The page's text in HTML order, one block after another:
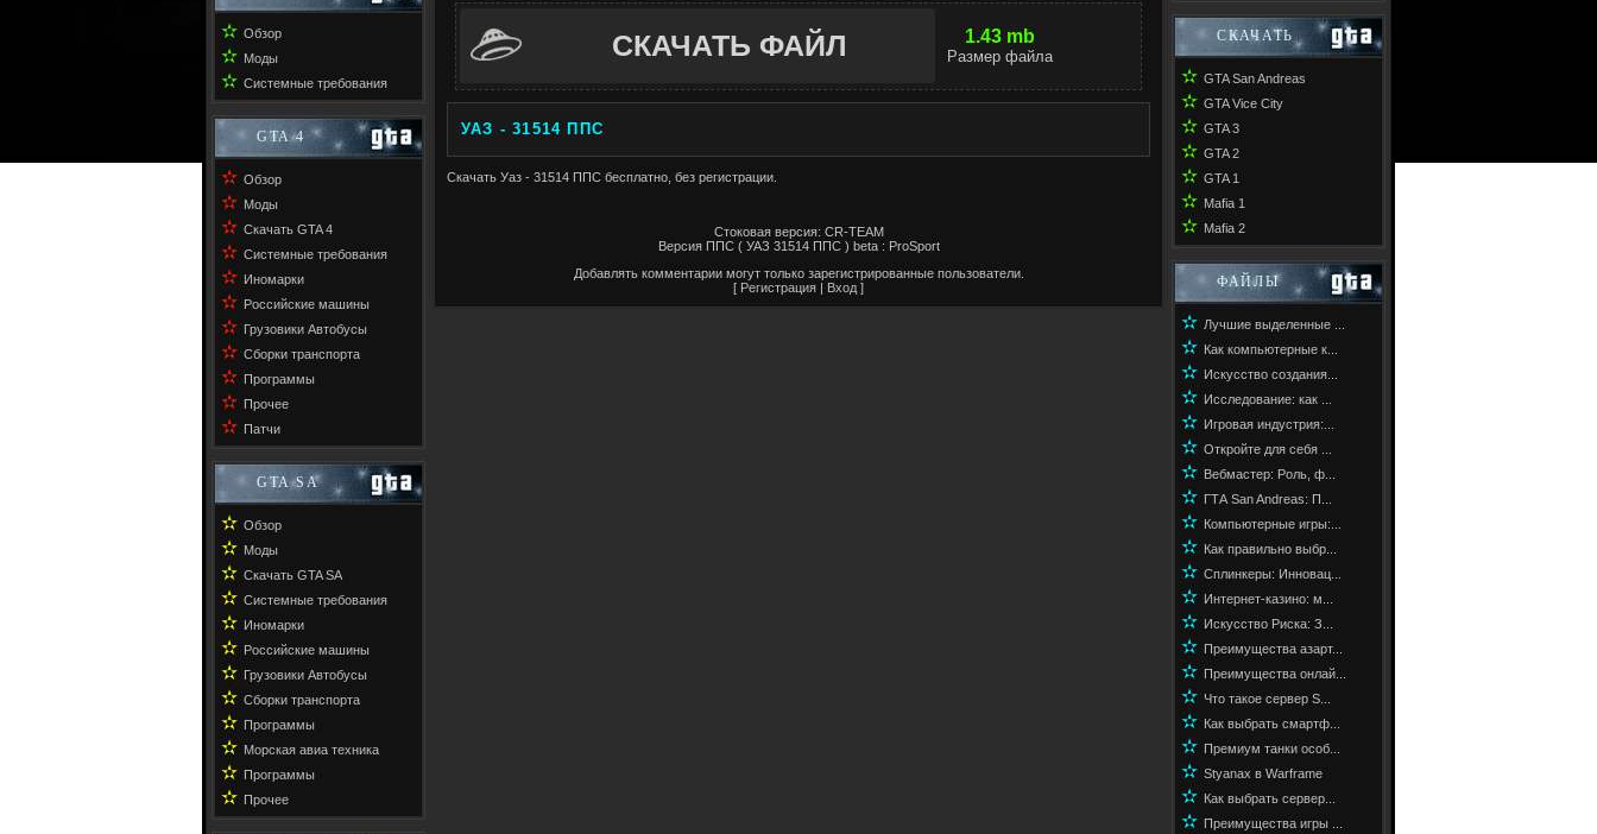
✫ Обзор
✫ Моды
✫ Системные требования
GTA 4
✫ Обзор
✫ Моды
✫ Скачать GTA 4
✫ Системные требования
✫ Иномарки
✫ Российские машины
✫ Грузовики Автобусы
✫ Сборки транспорта
✫ Программы
✫ Прочее
✫ Патчи
GTA SA
✫ Обзор
✫ Моды
✫ Скачать GTA SA
✫ Системные требования
✫ Иномарки
✫ Российские машины
✫ Грузовики Автобусы
✫ Сборки транспорта
✫ Программы
✫ Морская авиа техника
✫ Программы
✫ Прочее
СКАЧАТЬ ФАЙЛ 1.43 mb
Размер файла
УАЗ - 31514 ППС
Скачать Уаз - 31514 ППС бесплатно, без регистрации.
Стоковая версия: CR-TEAM
Версия ППС ( УАЗ 31514 ППС ) beta : ProSport
Добавлять комментарии могут только зарегистрированные пользователи.
[ Регистрация | Вход ]
СКАЧАТЬ
✫ GTA San Andreas
✫ GTA Vice City
✫ GTA 3
✫ GTA 2
✫ GTA 1
✫ Mafia 1
✫ Mafia 2
ФАЙЛЫ
✫ Лучшие выделенные ...
✫ Как компьютерные к...
✫ Искусство создания...
✫ Исследование: как ...
✫ Игровая индустрия:...
✫ Откройте для себя ...
✫ Вебмастер: Роль, ф...
✫ ГТА San Andreas: П...
✫ Компьютерные игры:...
✫ Как правильно выбр...
✫ Сплинкеры: Инновац...
✫ Интернет-казино: м...
✫ Искусство Риска: З...
✫ Преимущества азарт...
✫ Преимущества онлай...
✫ Что такое сервер S...
✫ Как выбрать смартф...
✫ Премиум танки особ...
✫ Styanax в Warframe
✫ Как выбрать сервер...
✫ Преимущества игры ...